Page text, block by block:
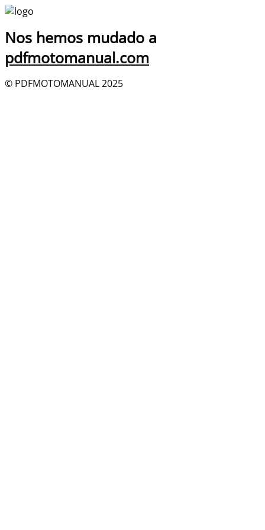
Nos hemos mudado a
pdfmotomanual.com
© PDFMOTOMANUAL 2025